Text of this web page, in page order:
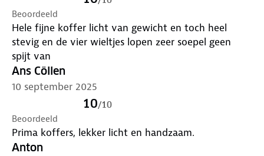
Beoordeeld
Hele fijne koffer licht van gewicht en toch heel
stevig en de vier wieltjes lopen zeer soepel geen
spijt van
Ans Cöllen
10 september 2025
10/10
Beoordeeld
Prima koffers, lekker licht en handzaam.
Anton